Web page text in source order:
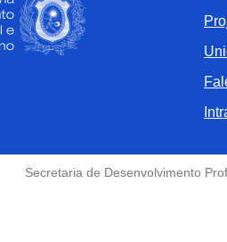
Secretaria de Desenvolvimento